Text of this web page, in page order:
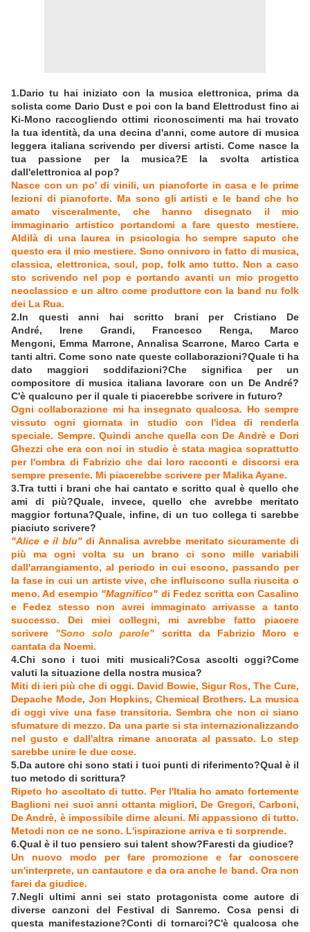
1.Dario tu hai iniziato con la musica elettronica, prima da
solista come Dario Dust e poi con la band Elettrodust fino ai
Ki-Mono raccogliendo ottimi riconoscimenti ma hai trovato
la tua identità, da una decina d'anni, come autore di musica
leggera italiana scrivendo per diversi artisti. Come nasce la
tua passione per la musica?E la svolta artistica
dall'elettronica al pop?
Nasce con un po' di vinili, un pianoforte in casa e le prime
lezioni di pianoforte. Ma sono gli artisti e le band che ho
amato visceralmente, che hanno disegnato il mio
immaginario artistico portandomi a fare questo mestiere.
Aldilà di una laurea in psicologia ho sempre saputo che
questo era il mio mestiere. Sono onnivoro in fatto di musica,
classica, elettronica, soul, pop, folk amo tutto. Non a caso
sto scrivendo nel pop e portando avanti un mio progetto
neoclassico e un altro come produttore con la band nu folk
dei La Rua.
2.In questi anni hai scritto brani per Cristiano De
André, Irene Grandi, Francesco Renga, Marco
Mengoni, Emma Marrone, Annalisa Scarrone, Marco Carta e
tanti altri. Come sono nate queste collaborazioni?Quale ti ha
dato maggiori soddifazioni?Che significa per un
compositore di musica italiana lavorare con un De André?
C'è qualcuno per il quale ti piacerebbe scrivere in futuro?
Ogni collaborazione mi ha insegnato qualcosa. Ho sempre
vissuto ogni giornata in studio con l'idea di renderla
speciale. Sempre. Quindi anche quella con De Andrè e Dori
Ghezzi che era con noi in studio è stata magica soprattutto
per l'ombra di Fabrizio che dai loro racconti e discorsi era
sempre presente. Mi piacerebbe scrivere per Malika Ayane.
3.Tra tutti i brani che hai cantato e scritto qual è quello che
ami di più?Quale, invece, quello che avrebbe meritato
maggior fortuna?Quale, infine, di un tuo collega ti sarebbe
piaciuto scrivere?
"Alice e il blu"di Annalisa avrebbe meritato sicuramente di
più ma ogni volta su un brano ci sono mille variabili
dall'arrangiamento, al periodo in cui escono, passando per
la fase in cui un artiste vive, che influiscono sulla riuscita o
meno. Ad esempio "Magnifico" di Fedez scritta con Casalino
e Fedez stesso non avrei immaginato arrivasse a tanto
successo. Dei miei collegni, mi avrebbe fatto piacere
scrivere "Sono solo parole" scritta da Fabrizio Moro e
cantata da Noemi.
4.Chi sono i tuoi miti musicali?Cosa ascolti oggi?Come
valuti la situazione della nostra musica?
Miti di ieri più che di oggi. David Bowie, Sigur Ros, The Cure,
Depache Mode, Jon Hopkins, Chemical Brothers. La musica
di oggi vive una fase transitoria. Sembra che non ci siano
sfumature di mezzo. Da una parte si sta internazionalizzando
nel gusto e dall'altra rimane ancorata al passato. Lo step
sarebbe unire le due cose.
5.Da autore chi sono stati i tuoi punti di riferimento?Qual è il
tuo metodo di scrittura?
Ripeto ho ascoltato di tutto. Per l'Italia ho amato fortemente
Baglioni nei suoi anni ottanta migliori, De Gregori, Carboni,
De Andrè, è impossibile dirne alcuni. Mi appassiono di tutto.
Metodi non ce ne sono. L'ispirazione arriva e ti sorprende.
6.Qual è il tuo pensiero sui talent show?Faresti da giudice?
Un nuovo modo per fare promozione e far conoscere
un'interprete, un cantautore e da ora anche le band. Ora non
farei da giudice.
7.Negli ultimi anni sei stato protagonista come autore di
diverse canzoni del Festival di Sanremo. Cosa pensi di
questa manifestazione?Conti di tornarci?C'è qualcosa che